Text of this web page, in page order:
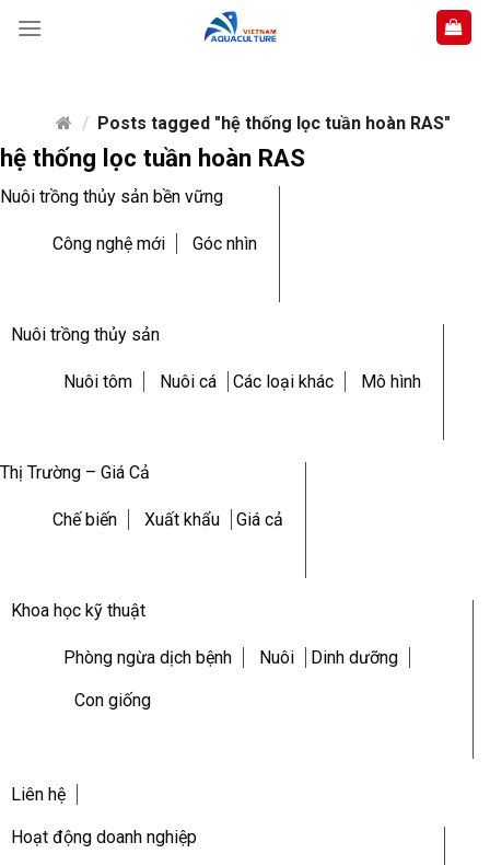
/ Posts tagged "hệ thống lọc tuần hoàn RAS"
hệ thống lọc tuần hoàn RAS
Nuôi trồng thủy sản bền vững
Công nghệ mới Góc nhìn
Nuôi trồng thủy sản
Nuôi tôm Nuôi cá Các loại khác Mô hình
Thị Trường – Giá Cả
Chế biến Xuất khẩu Giá cả
Khoa học kỹ thuật
Phòng ngừa dịch bệnh Nuôi Dinh dưỡng
Con giống
Liên hệ
Hoạt động doanh nghiệp